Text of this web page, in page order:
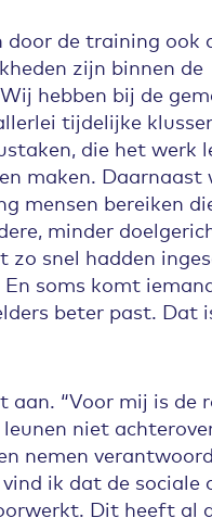
door de training ook
zijn binnen de
hebben bij de
tijdelijke
die het werk
maken. Daarnaast
mensen bereiken
minder
zo snel hadden
soms komt
beter past. Dat
aan. “Voor mij is de
niet
nemen
ik dat de sociale
Dit heeft al